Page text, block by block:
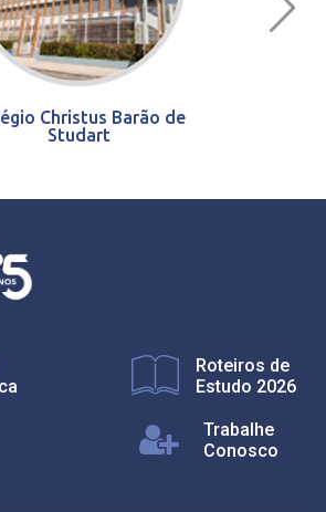
Christus Barão de
Studart
Roteiros de
Estudo 2026
Trabalhe
Conosco